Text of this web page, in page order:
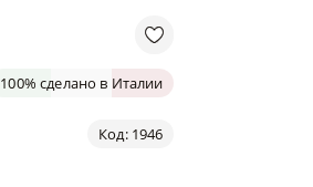
100% сделано в Италии
Код: 1946